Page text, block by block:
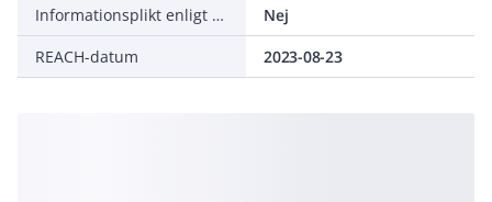
Informationsplikt enligt REACH
Nej
REACH-datum
2023-08-23